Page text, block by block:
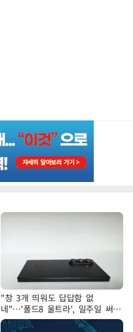
"창 3개 띄워도 답답함 없
네"…'폴드8 울트라', 일주일 써보
니